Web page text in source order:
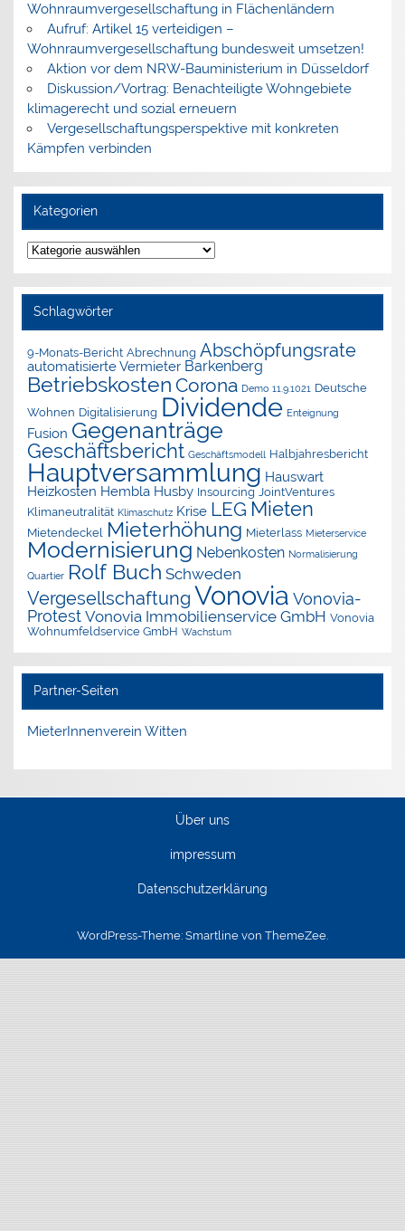
Wohnraumvergesellschaftung in Flächenländern
Aufruf: Artikel 15 verteidigen –
Wohnraumvergesellschaftung bundesweit umsetzen!
Aktion vor dem NRW-Bauministerium in Düsseldorf
Diskussion/Vortrag: Benachteiligte Wohngebiete
klimagerecht und sozial erneuern
Vergesellschaftungsperspektive mit konkreten
Kämpfen verbinden
Kategorien
Kategorien
Schlagwörter
9-Monats-Bericht Abrechnung Abschöpfungsrate
automatisierte Vermieter Barkenberg
Betriebskosten Corona Demo 11.9.1021 Deutsche
Wohnen Digitalisierung Dividende Enteignung
Fusion Gegenanträge
Geschäftsbericht Geschäftsmodell Halbjahresbericht
Hauptversammlung Hauswart
Heizkosten Hembla Husby Insourcing JointVentures
Klimaneutralität Klimaschutz Krise LEG Mieten
Mietendeckel Mieterhöhung Mieterlass Mieterservice
Modernisierung Nebenkosten Normalisierung
Quartier Rolf Buch Schweden
Vergesellschaftung Vonovia Vonovia-
Protest Vonovia Immobilienservice GmbH Vonovia
Wohnumfeldservice GmbH Wachstum
Partner-Seiten
MieterInnenverein Witten
Über uns
impressum
Datenschutzerklärung
WordPress-Theme: Smartline von ThemeZee.